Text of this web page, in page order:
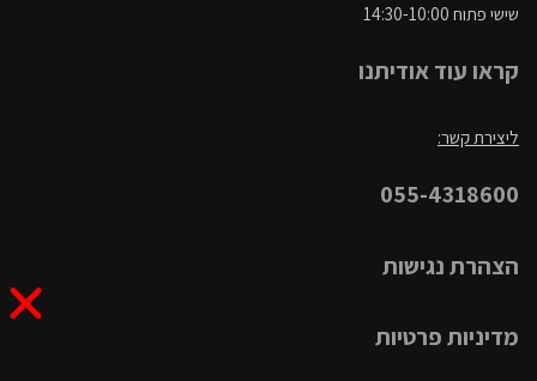
שישי פתוח 14:30-10:00
קראו עוד אודיתנו
ליצירת קשר:
055-4318600
הצהרת נגישות
מדיניות פרטיות